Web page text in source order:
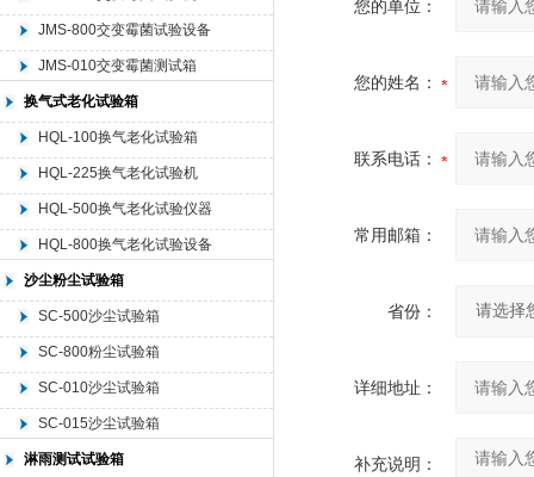
JMS-800交变霉菌试验设备
JMS-010交变霉菌测试箱
换气式老化试验箱
HQL-100换气老化试验箱
HQL-225换气老化试验机
HQL-500换气老化试验仪器
HQL-800换气老化试验设备
沙尘粉尘试验箱
SC-500沙尘试验箱
SC-800粉尘试验箱
SC-010沙尘试验箱
SC-015沙尘试验箱
淋雨测试试验箱
您的单位：
您的姓名：
联系电话：
常用邮箱：
省份：
详细地址：
补充说明：